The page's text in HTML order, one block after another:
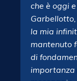
che è oggi
la mia
mantenuto
di
importanza